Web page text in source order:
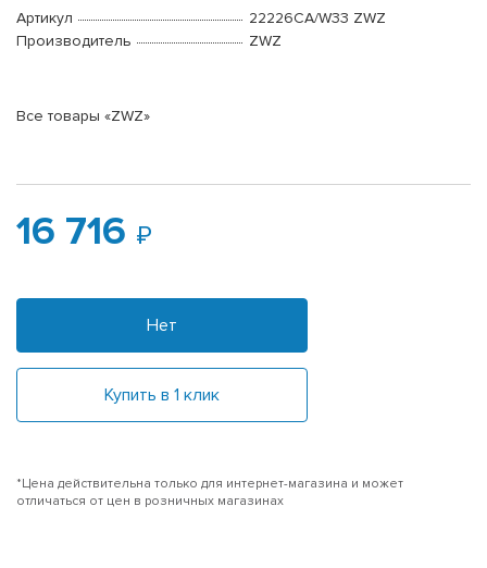
Артикул
22226CA/W33 ZWZ
Производитель
ZWZ
Все товары «ZWZ»
16 716
Нет
Купить в 1 клик
*Цена действительна только для интернет-магазина и может
отличаться от цен в розничных магазинах